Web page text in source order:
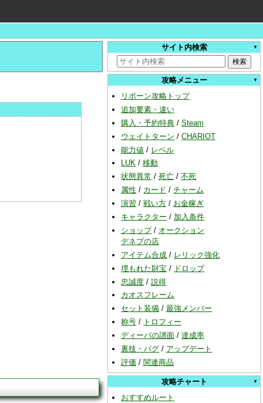
サイト内検索
攻略メニュー
リボーン攻略トップ
追加要素・違い
購入・予約特典 /Steam
ウェイトターン /CHARIOT
能力値 / レベル
LUK /移動
状態異常 /死亡 /不死
属性 / カード /チャーム
演習 /戦い方 / お金稼ぎ
キャラクター / 加入条件
ショップ/ オークション
デネブの店
アイテム合成 / レリック強化
埋もれた財宝 / ドロップ
忠誠度 /説得
カオスフレーム
セット装備 /最強メンバー
称号 / トロフィー
ディーバの譜面 /達成率
裏技・バグ / アップデート
評価 / 関連商品
攻略チャート
おすすめルート